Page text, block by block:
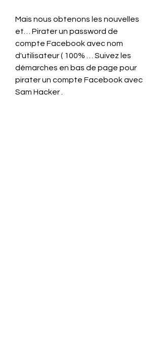
Mais nous obtenons les nouvelles
et… Pirater un password de
compte Facebook avec nom
d'utilisateur ( 100% … Suivez les
démarches en bas de page pour
pirater un compte Facebook avec
Sam Hacker .